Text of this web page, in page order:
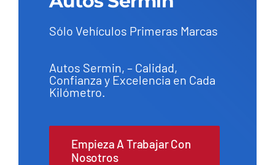
Sólo Vehículos Primeras Marcas
Autos Sermin, – Calidad,
Confianza y Excelencia en Cada
Kilómetro.
Empieza A Trabajar Con
Nosotros